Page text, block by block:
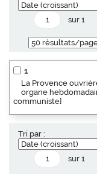
sur 1
1
La Provence
organe
communiste]
Tri par :
sur 1